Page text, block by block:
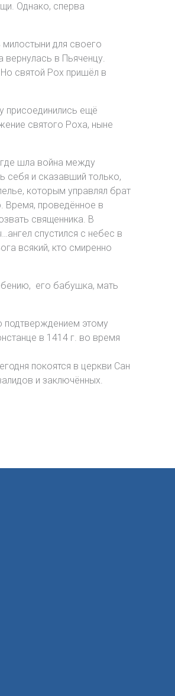
Однако, сперва
для своего
вернулась в Пьяченцу.
святой Рох пришёл в
присоединились ещё
святого Роха, ныне
шла война между
себя и сказавший только,
которым управлял брат
Время, проведённое в
священника. В
спустился с небес в
всякий, кто смиренно
его бабушка, мать
подтверждением этому
в 1414 г. во время
покоятся в церкви Сан
и заключённых.